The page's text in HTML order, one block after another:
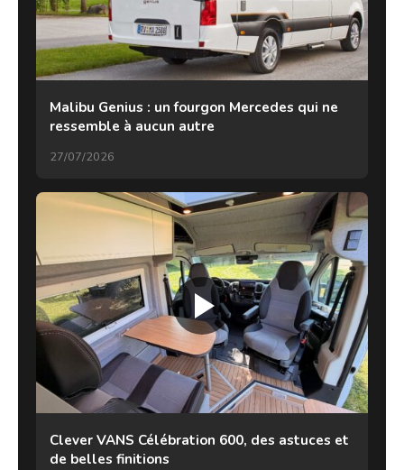
Malibu Genius : un fourgon Mercedes qui ne
ressemble à aucun autre
27/07/2026
Clever VANS Célébration 600, des astuces et
de belles finitions